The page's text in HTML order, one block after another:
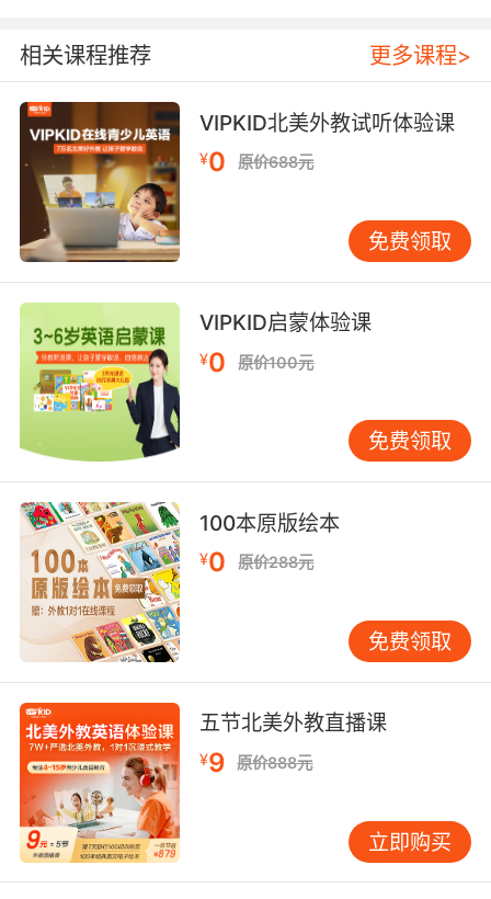
练数据显示，经过3个月思维可视化训练，72%的
学生能自主构建"总-分-总"论证框架。
批判性思维培养需融入日常教学。斯坦福大学
Walter McCarthy提出的"五步提问法"（现象观
察-原因分析-观点论证-反证辨析-结论优化）在
VIPKID高阶课程中成效显著。某学员在"人工智能
利弊"主题写作中，通过外教引导的辩证讨论，最
终产出包含12个数据引证、3种反驳视角的优质
作文，获TESOL国际青少年写作大赛银奖。
三、构建反馈闭环：多维度修正机制
教育学家Hattie的元分析指出，及时有效的反馈
能使学习效果提升50%。VIPKID研发的智能写作
平台实现"四维反馈"：AI即时语法检测（准确率
伴互评（培养读者意识）、家长督导（跟踪进步
轨迹）。北京某重点中学实验班数据显示，该系
统使作文修改完整度从42%提升至79%。
过程性评价体系至关重要。参照布鲁姆认知目标
分类，VIPKID将写作能力分解为"词汇运用-句式
多样性-段落衔接-立意深度"四级指标，每个级别
动态评价表的学生，在半年内创意发展指数超出
对照组37个百分点。
四、激发创作内驱：游戏化与真实情境融合
Krashen的情感过滤假说证实，焦虑情绪会降低
语言输出质量。VIPKID推出的"写作冒险岛"游
戏，将语法规则转化为闯关任务，学员通过拯
相关课程推荐 更多课程>
VIPKID北美外教试听体验课
¥0 原价688元
免费领取
VIPKID启蒙体验课
¥0 原价100元
免费领取
100本原版绘本
¥0 原价288元
免费领取
五节北美外教直播课
¥9 原价888元
立即购买